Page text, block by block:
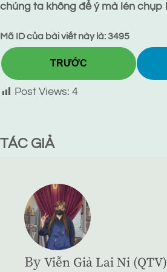
chúng ta không để ý mà lén chụp
Mã ID của bài viết này là: 3495
TRƯỚC
Post Views: 4
TÁC GIẢ
By Viễn Giả Lai Ni (QTV)